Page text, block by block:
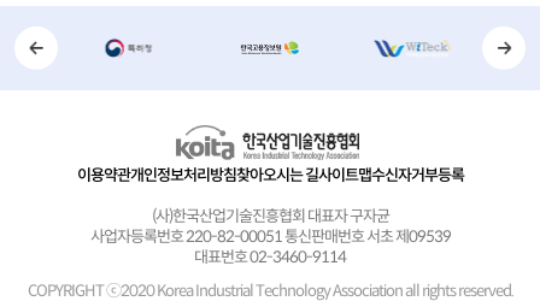
이용약관개인정보처리방침찾아오시는 길사이트맵수신자거부등록
(사)한국산업기술진흥협회 대표자 구자균
사업자등록번호 220-82-00051 통신판매번호 서초 제09539
대표번호 02-3460-9114
COPYRIGHT ⓒ2020 Korea Industrial Technology Associationall rights reserved.